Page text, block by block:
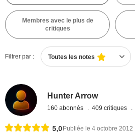
Membres avec le plus de
critiques
Filtrer par : Toutes les notes
Hunter Arrow
160 abonnés 409 critiques
5,0 Publiée le 4 octobre 2012